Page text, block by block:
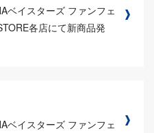
ベイスターズ ファンフェ
各店にて新商品発
ベイスターズ ファンフェ